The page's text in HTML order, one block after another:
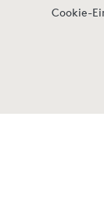
Cookie-